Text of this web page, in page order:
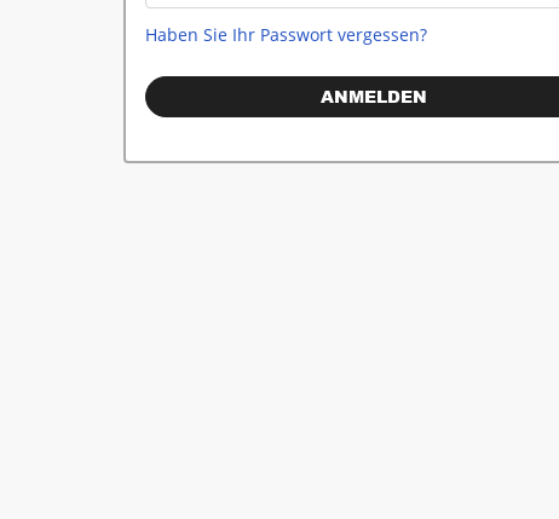
Haben Sie Ihr Passwort vergessen?